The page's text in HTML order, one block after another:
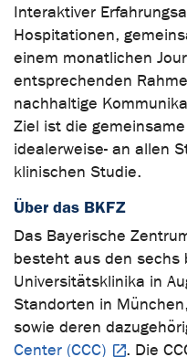
Interaktiver
Hospitationen,
einem monatlichen
entsprechenden
nachhaltige
Ziel ist die
idealerweise- an allen
klinischen Studie.
Über das BKFZ
Das Bayerische
besteht aus den sechs
Universitätsklinika in
Standorten in
sowie deren
Center (CCC)
. Die